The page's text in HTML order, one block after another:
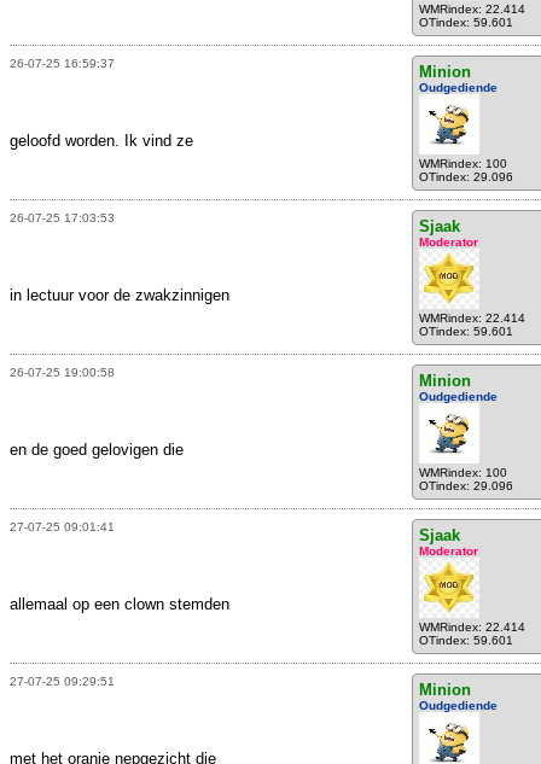
WMRindex: 22.414
OTindex: 59.601
26-07-25 16:59:37 Minion
Oudgediende
WMRindex: 100
OTindex: 29.096
geloofd worden. Ik vind ze
26-07-25 17:03:53 Sjaak
Moderator
WMRindex: 22.414
OTindex: 59.601
in lectuur voor de zwakzinnigen
26-07-25 19:00:58 Minion
Oudgediende
WMRindex: 100
OTindex: 29.096
en de goed gelovigen die
27-07-25 09:01:41 Sjaak
Moderator
WMRindex: 22.414
OTindex: 59.601
allemaal op een clown stemden
27-07-25 09:29:51 Minion
Oudgediende
met het oranje nepgezicht die